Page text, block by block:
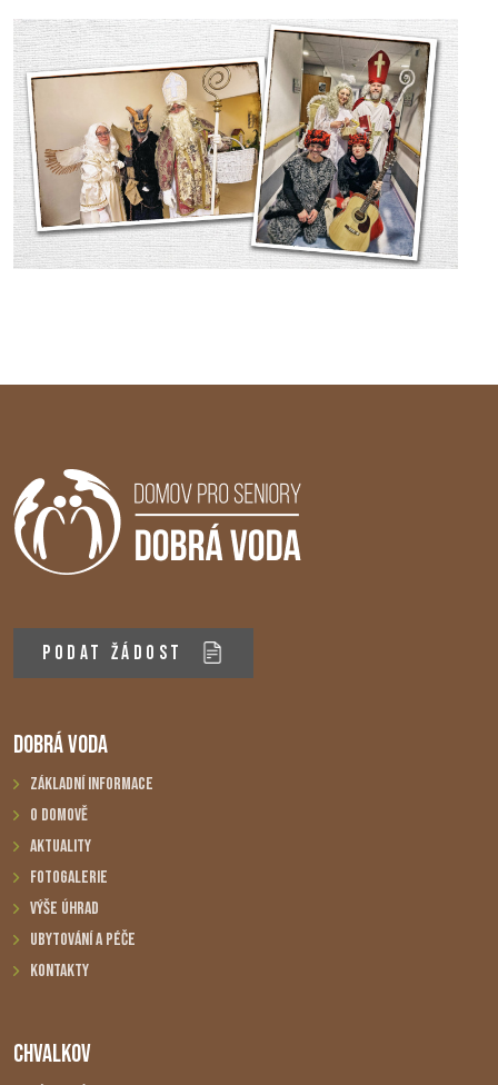
PODAT ŽÁDOST
DOBRÁ VODA
Základní informace
O domově
Aktuality
Fotogalerie
Výše úhrad
Ubytování a péče
Kontakty
CHVALKOV